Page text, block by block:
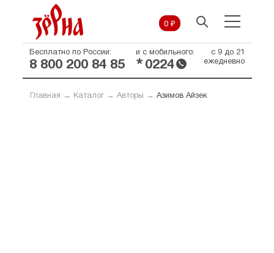
0 ₽
Бесплатно по России:
8 800 200 84 85
и с мобильного:
* 0224
с 9 до 21
ежедневно
Главная → Каталог→ Авторы → Азимов Айзек